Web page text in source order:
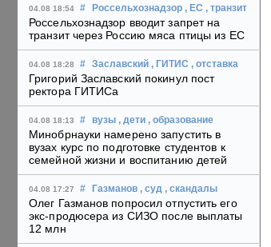
04.08 18:54 # Россельхознадзор , ЕС , транзит
Россельхознадзор вводит запрет на
транзит через Россию мяса птицы из ЕС
04.08 18:28 # Заславский , ГИТИС , отставка
Григорий Заславский покинул пост
ректора ГИТИСа
04.08 18:13 # вузы , дети , образование
Минобрнауки намерено запустить в
вузах курс по подготовке студентов к
семейной жизни и воспитанию детей
04.08 17:27 # Газманов , суд , скандалы
Олег Газманов попросил отпустить его
экс-продюсера из СИЗО после выплаты
12 млн